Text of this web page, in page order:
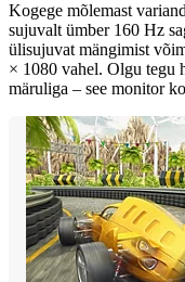
Kogege mõlemast
sujuvalt ümber 160 Hz
ülisujuvat mängimist
× 1080 vahel. Olgu tegu
märuliga – see monitor